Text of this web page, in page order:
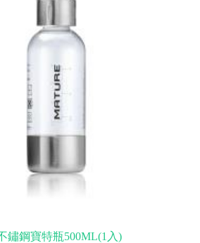
鏽鋼寶特瓶500ML(1入)